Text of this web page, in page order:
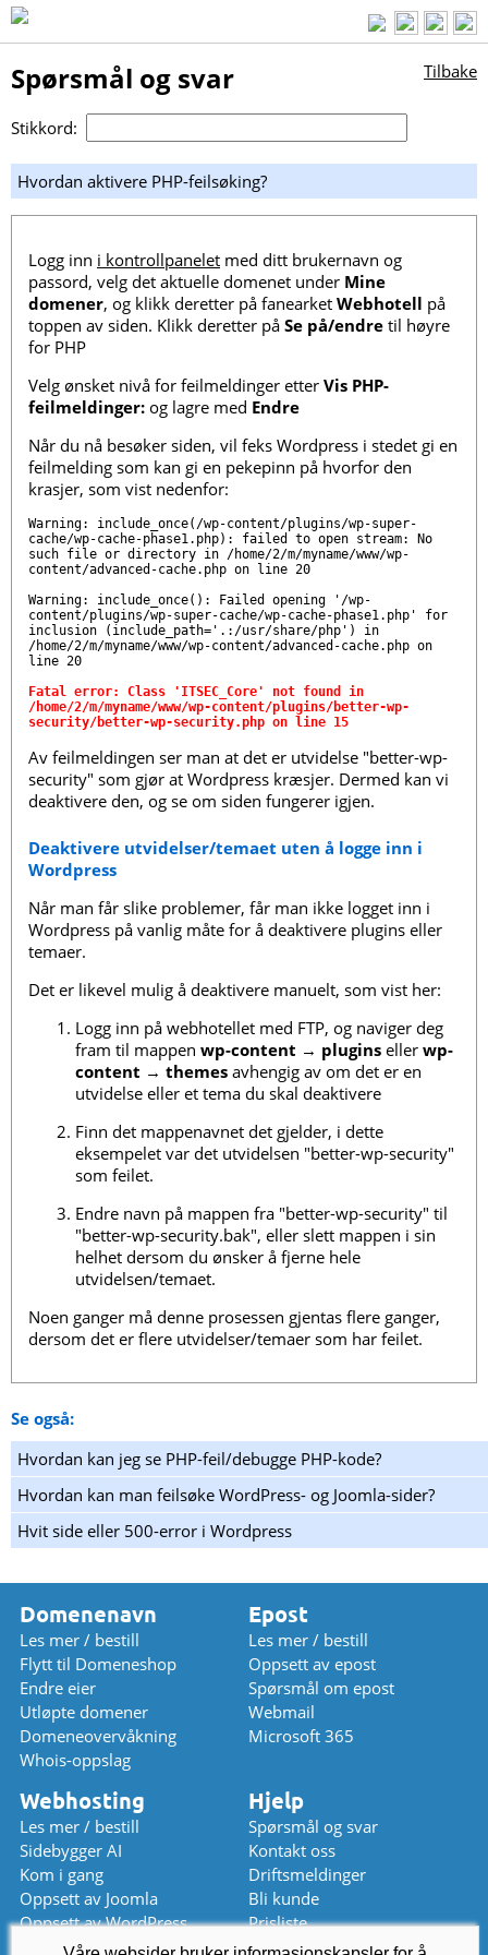
Spørsmål og svar Tilbake
Stikkord:
Hvordan aktivere PHP-feilsøking?
Logg inn i kontrollpanelet med ditt brukernavn og
passord, velg det aktuelle domenet under Mine
domener, og klikk deretter på fanearket Webhotell på
toppen av siden. Klikk deretter på Se på/endre til høyre
for PHP
Velg ønsket nivå for feilmeldinger etter Vis PHP-
feilmeldinger: og lagre med Endre
Når du nå besøker siden, vil feks Wordpress i stedet gi en
feilmelding som kan gi en pekepinn på hvorfor den
krasjer, som vist nedenfor:
Warning: include_once(/wp-content/plugins/wp-super-
cache/wp-cache-phase1.php): failed to open stream: No
such file or directory in /home/2/m/myname/www/wp-
content/advanced-cache.php on line 20
Warning: include_once(): Failed opening '/wp-
content/plugins/wp-super-cache/wp-cache-phase1.php' for
inclusion (include_path='.:/usr/share/php') in
/home/2/m/myname/www/wp-content/advanced-cache.php on
line 20
Fatal error: Class 'ITSEC_Core' not found in
/home/2/m/myname/www/wp-content/plugins/better-wp-
security/better-wp-security.php on line 15
Av feilmeldingen ser man at det er utvidelse "better-wp-
security" som gjør at Wordpress kræsjer. Dermed kan vi
deaktivere den, og se om siden fungerer igjen.
Deaktivere utvidelser/temaet uten å logge inn i
Wordpress
Når man får slike problemer, får man ikke logget inn i
Wordpress på vanlig måte for å deaktivere plugins eller
temaer.
Det er likevel mulig å deaktivere manuelt, som vist her:
Logg inn på webhotellet med FTP, og naviger deg
fram til mappen wp-content → plugins eller wp-
content → themes avhengig av om det er en
utvidelse eller et tema du skal deaktivere
Finn det mappenavnet det gjelder, i dette
eksempelet var det utvidelsen "better-wp-security"
som feilet.
Endre navn på mappen fra "better-wp-security" til
"better-wp-security.bak", eller slett mappen i sin
helhet dersom du ønsker å fjerne hele
utvidelsen/temaet.
Noen ganger må denne prosessen gjentas flere ganger,
dersom det er flere utvidelser/temaer som har feilet.
Se også:
Hvordan kan jeg se PHP-feil/debugge PHP-kode?
Hvordan kan man feilsøke WordPress- og Joomla-sider?
Hvit side eller 500-error i Wordpress
Domenenavn
Les mer / bestill
Flytt til Domeneshop
Endre eier
Utløpte domener
Domeneovervåkning
Whois-oppslag
Epost
Les mer / bestill
Oppsett av epost
Spørsmål om epost
Webmail
Microsoft 365
Webhosting
Les mer / bestill
Sidebygger AI
Kom i gang
Oppsett av Joomla
Oppsett av WordPress
Hjelp
Spørsmål og svar
Kontakt oss
Driftsmeldinger
Bli kunde
Prisliste